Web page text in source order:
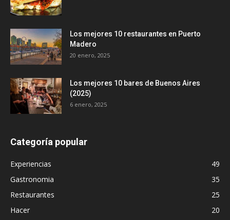
Los mejores 10 restaurantes en Puerto
Madero
20 enero, 2025
Los mejores 10 bares de Buenos Aires
(2025)
6 enero, 2025
Categoría popular
Experiencias
49
Gastronomia
35
Restaurantes
25
Hacer
20